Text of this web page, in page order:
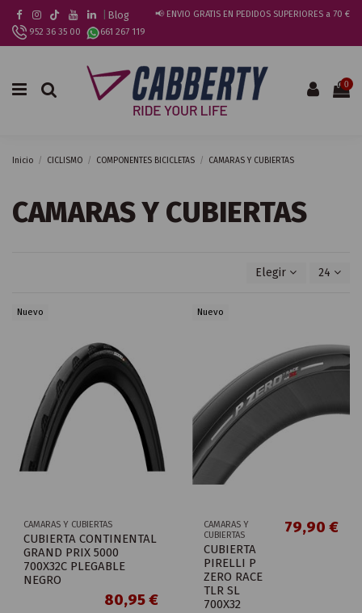
Blog
📢 ENVIO GRATIS EN PEDIDOS SUPERIORES a 70 €
952 36 35 00
661 267 119
0
Inicio CICLISMO COMPONENTES BICICLETAS CAMARAS Y CUBIERTAS
CAMARAS Y CUBIERTAS
Elegir 24
Nuevo
CAMARAS Y CUBIERTAS
CUBIERTA CONTINENTAL
GRAND PRIX 5000
700X32C PLEGABLE
NEGRO
80,95 €
Nuevo
CAMARAS Y
CUBIERTAS
CUBIERTA
PIRELLI P
ZERO RACE
TLR SL
700X32
79,90 €